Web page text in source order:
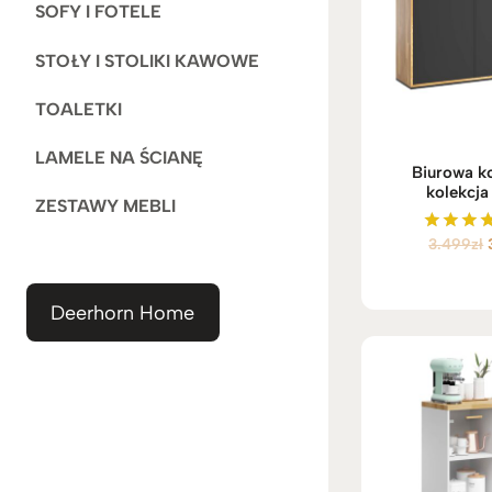
SOFY I FOTELE
STOŁY I STOLIKI KAWOWE
TOALETKI
LAMELE NA ŚCIANĘ
ZESTAWY MEBLI
Deerhorn Home
Biurowa
3.499zł